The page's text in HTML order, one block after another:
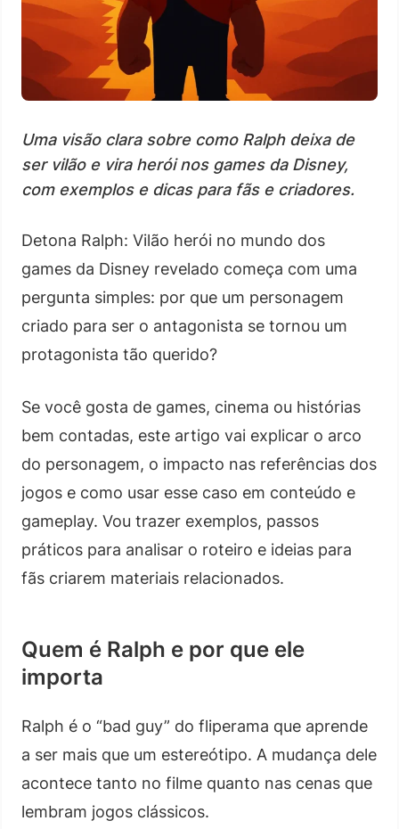
Uma visão clara sobre como Ralph deixa de
ser vilão e vira herói nos games da Disney,
com exemplos e dicas para fãs e criadores.
Detona Ralph: Vilão herói no mundo dos
games da Disney revelado começa com uma
pergunta simples: por que um personagem
criado para ser o antagonista se tornou um
protagonista tão querido?
Se você gosta de games, cinema ou histórias
bem contadas, este artigo vai explicar o arco
do personagem, o impacto nas referências dos
jogos e como usar esse caso em conteúdo e
gameplay. Vou trazer exemplos, passos
práticos para analisar o roteiro e ideias para
fãs criarem materiais relacionados.
Quem é Ralph e por que ele
importa
Ralph é o “bad guy” do fliperama que aprende
a ser mais que um estereótipo. A mudança dele
acontece tanto no filme quanto nas cenas que
lembram jogos clássicos.